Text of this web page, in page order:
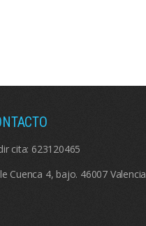
cita: 623120465
Cuenca 4, bajo. 46007 Valencia